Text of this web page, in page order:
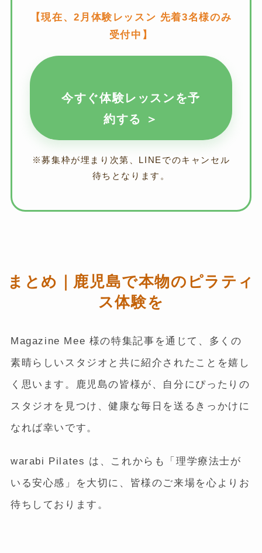
【現在、2月体験レッスン 先着3名様のみ
受付中】
今すぐ体験レッスンを予
約する ＞
※募集枠が埋まり次第、LINEでのキャンセル
待ちとなります。
まとめ｜鹿児島で本物のピラティ
ス体験を
Magazine Mee 様の特集記事を通じて、多くの
素晴らしいスタジオと共に紹介されたことを嬉し
く思います。鹿児島の皆様が、自分にぴったりの
スタジオを見つけ、健康な毎日を送るきっかけに
なれば幸いです。
warabi Pilates は、これからも「理学療法士が
いる安心感」を大切に、皆様のご来場を心よりお
待ちしております。